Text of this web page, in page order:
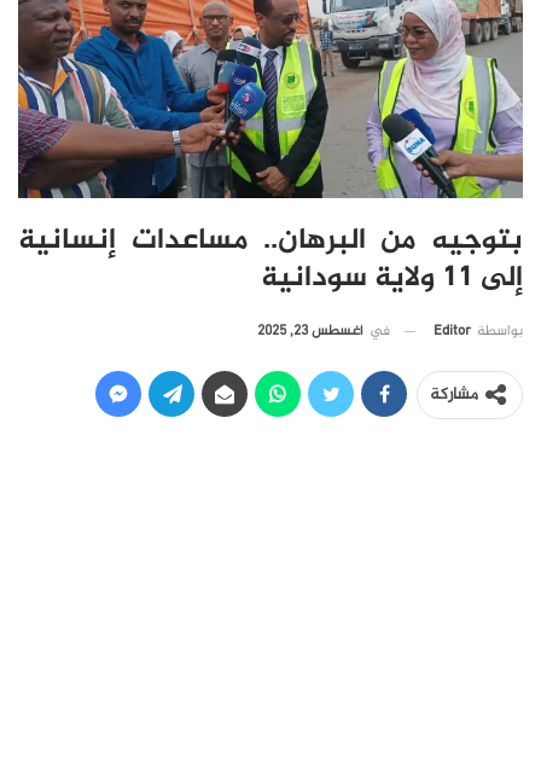
بتوجيه من البرهان.. مساعدات إنسانية
إلى 11 ولاية سودانية
بواسطة Editor في أغسطس 23, 2025
مشاركة